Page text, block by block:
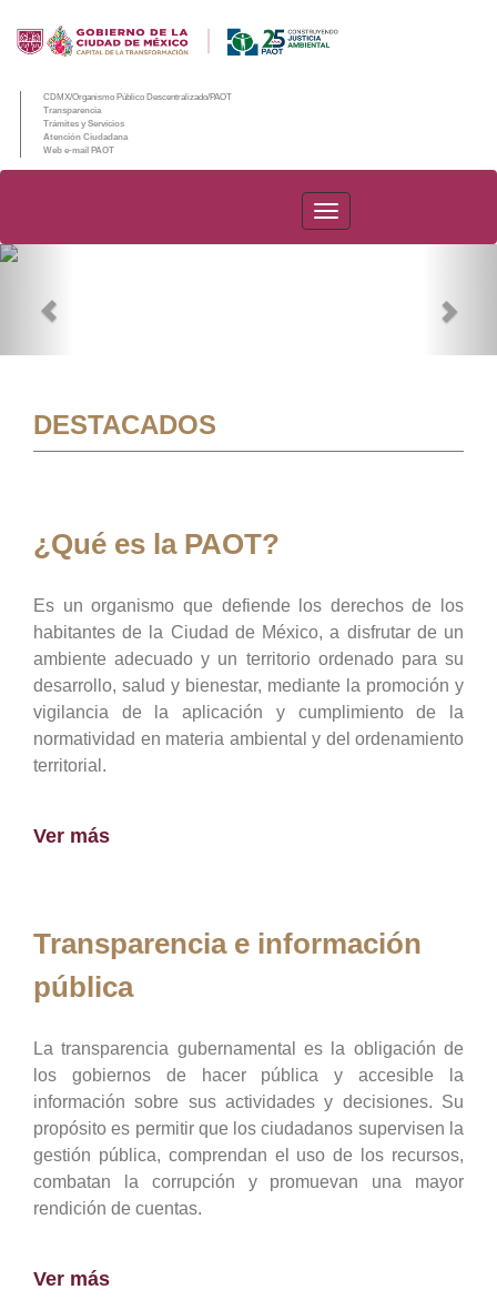
CDMX/Organismo Público Descentralizado/PAOT
Transparencia
Trámites y Servicios
Atención Ciudadana
Web e-mail PAOT
PAOT
DESTACADOS
¿Qué es la PAOT?
Es un organismo que defiende los derechos de los
habitantes de la Ciudad de México, a disfrutar de un
ambiente adecuado y un territorio ordenado para su
desarrollo, salud y bienestar, mediante la promoción y
vigilancia de la aplicación y cumplimiento de la
normatividad en materia ambiental y del ordenamiento
territorial.
Ver más
Transparencia e información
pública
La transparencia gubernamental es la obligación de
los gobiernos de hacer pública y accesible la
información sobre sus actividades y decisiones. Su
propósito es permitir que los ciudadanos supervisen la
gestión pública, comprendan el uso de los recursos,
combatan la corrupción y promuevan una mayor
rendición de cuentas.
Ver más